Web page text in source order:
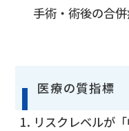
手術・術後の合併
医療の質指標
リスクレベルが